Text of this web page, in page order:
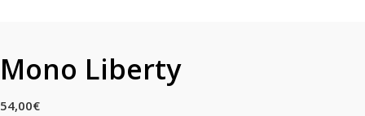
Mono Liberty
54,00€